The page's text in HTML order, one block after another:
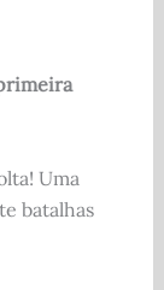
Uma
batalhas